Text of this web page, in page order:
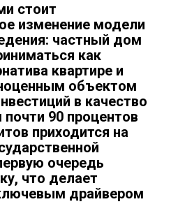
стоит
изменение модели
частный дом
как
квартире и
объектом
в качество
90 процентов
приходится на
очередь
что делает
драйвером